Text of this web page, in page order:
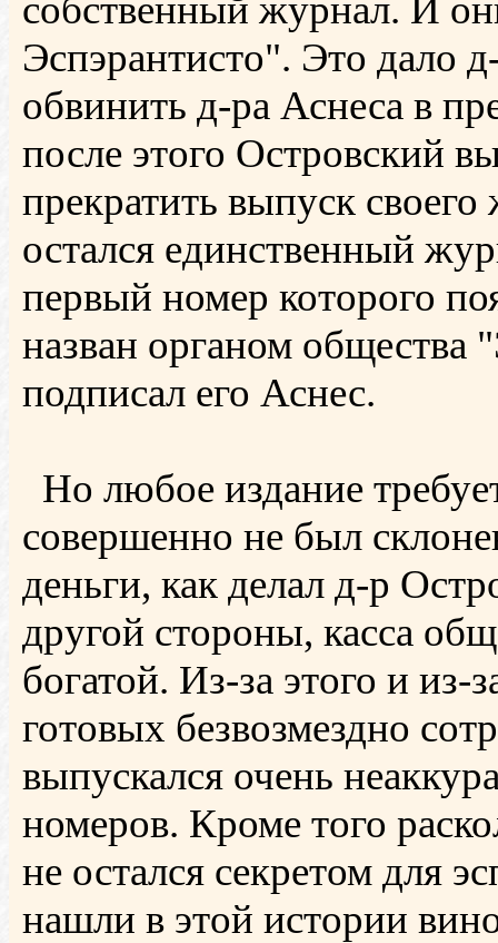
собственный журнал. И
Эспэрантисто". Это дало
обвинить д-ра Аснеса в
после этого Островский
прекратить выпуск
остался единственный
первый номер которого
назван органом общества
подписал его Аснес.
Но любое издание
совершенно не был
деньги, как делал д-р
другой стороны, касса
богатой. Из-за этого и из-
готовых безвозмездно
выпускался очень
номеров. Кроме того
не остался секретом для
нашли в этой истории